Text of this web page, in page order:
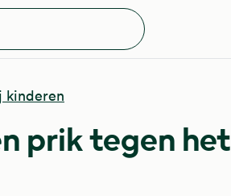
kinderen
prik tegen het